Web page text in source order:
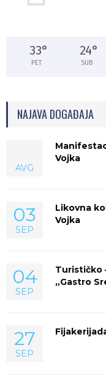
33°
PET
24°
SUB
NAJAVA DOGAĐAJA
AVG
Vojka
03
SEP
Likovna
Vojka
04
SEP
Turističko
„Gastro
27
SEP